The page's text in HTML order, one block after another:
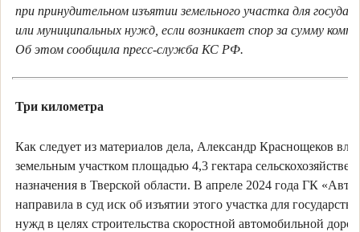
при принудительном изъятии земельного участка для
или муниципальных нужд, если возникает спор за сумму
Об этом сообщила пресс-служба КС РФ.
Три километра
Как следует из материалов дела, Александр Краснощеков
земельным участком площадью 4,3 гектара
назначения в Тверской области. В апреле 2024 года ГК
направила в суд иск об изъятии этого участка для
нужд в целях строительства скоростной автомобильной